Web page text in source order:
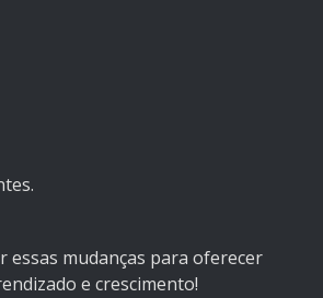
essas mudanças para oferecer
e crescimento!